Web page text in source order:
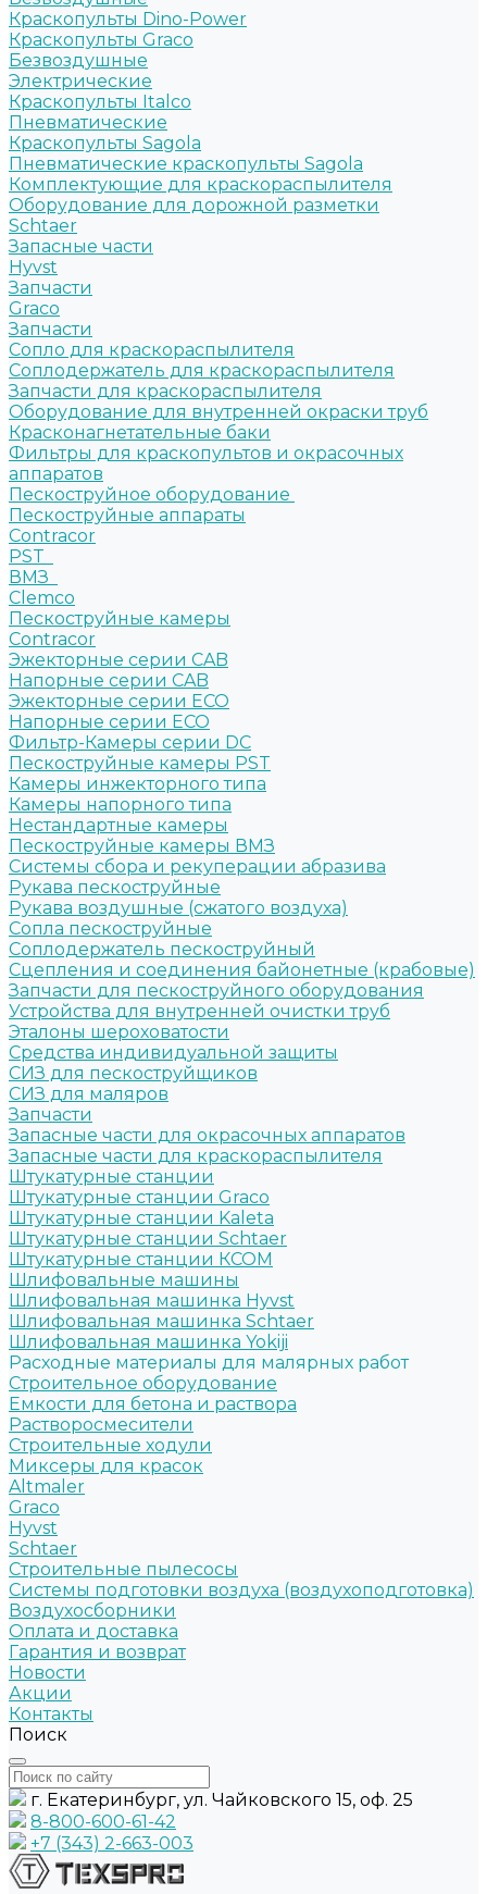
Краскопульты Dino-Power
Краскопульты Graco
Безвоздушные
Электрические
Краскопульты Italco
Пневматические
Краскопульты Sagola
Пневматические краскопульты Sagola
Комплектующие для краскораспылителя
Оборудование для дорожной разметки
Schtaer
Запасные части
Hyvst
Запчасти
Graco
Запчасти
Сопло для краскораспылителя
Соплодержатель для краскораспылителя
Запчасти для краскораспылителя
Оборудование для внутренней окраски труб
Красконагнетательные баки
Фильтры для краскопультов и окрасочных
аппаратов
Пескоструйное оборудование
Пескоструйные аппараты
Contracor
PST
ВМЗ
Clemco
Пескоструйные камеры
Contracor
Эжекторные серии CAB
Напорные серии CAB
Эжекторные серии ECO
Напорные серии ECO
Фильтр-Камеры серии DC
Пескоструйные камеры PST
Камеры инжекторного типа
Камеры напорного типа
Нестандартные камеры
Пескоструйные камеры ВМЗ
Системы сбора и рекуперации абразива
Рукава пескоструйные
Рукава воздушные (сжатого воздуха)
Сопла пескоструйные
Соплодержатель пескоструйный
Сцепления и соединения байонетные (крабовые)
Запчасти для пескоструйного оборудования
Устройства для внутренней очистки труб
Эталоны шероховатости
Средства индивидуальной защиты
СИЗ для пескоструйщиков
СИЗ для маляров
Запчасти
Запасные части для окрасочных аппаратов
Запасные части для краскораспылителя
Штукатурные станции
Штукатурные станции Graco
Штукатурные станции Kaleta
Штукатурные станции Schtaer
Штукатурные станции КСОМ
Шлифовальные машины
Шлифовальная машинка Hyvst
Шлифовальная машинка Schtaer
Шлифовальная машинка Yokiji
Расходные материалы для малярных работ
Строительное оборудование
Емкости для бетона и раствора
Растворосмесители
Строительные ходули
Миксеры для красок
Altmaler
Graco
Hyvst
Schtaer
Строительные пылесосы
Системы подготовки воздуха (воздухоподготовка)
Воздухосборники
Оплата и доставка
Гарантия и возврат
Новости
Акции
Контакты
Поиск
г. Екатеринбург, ул. Чайковского 15, оф. 25
8-800-600-61-42
+7 (343) 2-663-003